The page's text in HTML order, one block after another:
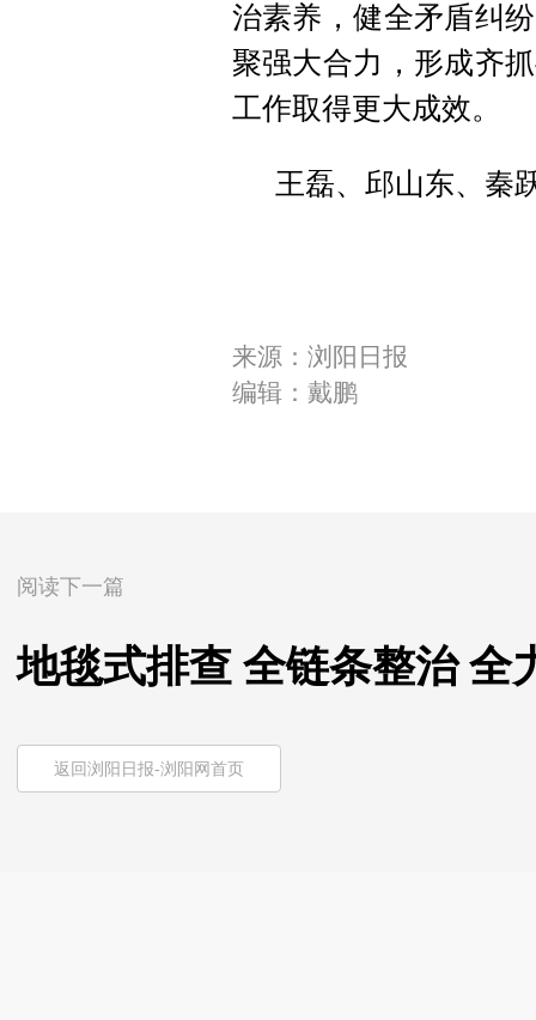
治素养，健全矛盾纠
聚强大合力，形成齐
工作取得更大成效。
王磊、邱山东、秦
来源：浏阳日报
编辑：戴鹏
阅读下一篇
地毯式排查 全链条整治 全
返回浏阳日报-浏阳网首页